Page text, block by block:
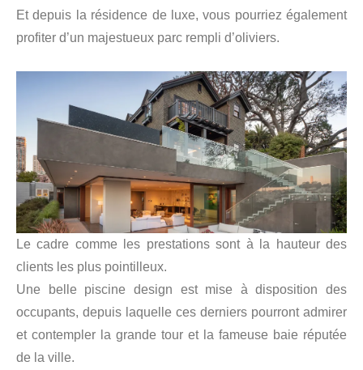
Et depuis la résidence de luxe, vous pourriez également
profiter d’un majestueux parc rempli d’oliviers.
Le cadre comme les prestations sont à la hauteur des
clients les plus pointilleux.
Une belle piscine design est mise à disposition des
occupants, depuis laquelle ces derniers pourront admirer
et contempler la grande tour et la fameuse baie réputée
de la ville.